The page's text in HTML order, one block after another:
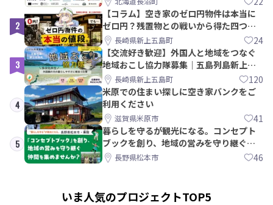
2
【コラム】空き家のゼロ円物件は本当に
ゼロ円？残置物との戦いから得た四つの
教訓｜新上五島町
長崎県新上五島町 24
3
【交流好き歓迎】外国人と地域をつなぐ
地域おこし協力隊募集｜五島列島新上五
島町長崎県新上五島町 120
4
米原での住まい探しに空き家バンクをご
利用ください
滋賀県米原市 41
5
暮らしを守るが観光になる。コンセプト
ブックを創り、地域の営みを守り継ぐ仲
間を集めませんか？
長野県松本市 46
いま人気のプロジェクトTOP5